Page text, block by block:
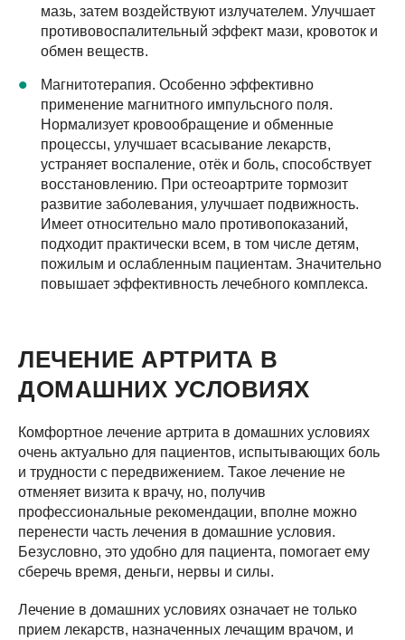
мазь, затем воздействуют излучателем. Улучшает
противовоспалительный эффект мази, кровоток и
обмен веществ.
Магнитотерапия. Особенно эффективно
применение магнитного импульсного поля.
Нормализует кровообращение и обменные
процессы, улучшает всасывание лекарств,
устраняет воспаление, отёк и боль, способствует
восстановлению. При остеоартрите тормозит
развитие заболевания, улучшает подвижность.
Имеет относительно мало противопоказаний,
подходит практически всем, в том числе детям,
пожилым и ослабленным пациентам. Значительно
повышает эффективность лечебного комплекса.
ЛЕЧЕНИЕ АРТРИТА В
ДОМАШНИХ УСЛОВИЯХ
Комфортное лечение артрита в домашних условиях
очень актуально для пациентов, испытывающих боль
и трудности с передвижением. Такое лечение не
отменяет визита к врачу, но, получив
профессиональные рекомендации, вполне можно
перенести часть лечения в домашние условия.
Безусловно, это удобно для пациента, помогает ему
сберечь время, деньги, нервы и силы.
Лечение в домашних условиях означает не только
прием лекарств, назначенных лечащим врачом, и